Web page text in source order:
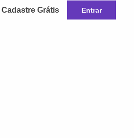
Cadastre Grátis Entrar